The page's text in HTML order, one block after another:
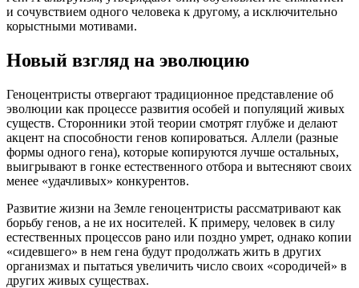
и сочувствием одного человека к другому, а исключительно
корыстными мотивами.
Новый взгляд на эволюцию
Геноцентристы отвергают традиционное представление об
эволюции как процессе развития особей и популяций живых
существ. Сторонники этой теории смотрят глубже и делают
акцент на способности генов копироваться. Аллели (разные
формы одного гена), которые копируются лучше остальных,
выигрывают в гонке естественного отбора и вытесняют своих
менее «удачливых» конкурентов.
Развитие жизни на Земле геноцентристы рассматривают как
борьбу генов, а не их носителей. К примеру, человек в силу
естественных процессов рано или поздно умрет, однако копии
«сидевшего» в нем гена будут продолжать жить в других
организмах и пытаться увеличить число своих «сородичей» в
других живых существах.